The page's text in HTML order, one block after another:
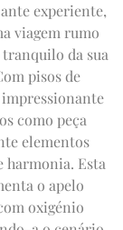
experiente,
viagem rumo
da sua
pisos de
como peça
elementos
harmonia. Esta
o apelo
oxigénio